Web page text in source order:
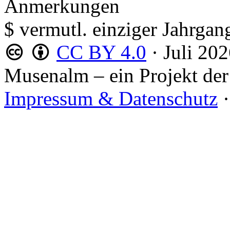
Anmerkungen
$ vermutl. einziger
CC BY 4.0 · Juli
Musenalm – ein Projekt der
Impressum & Datenschutz ·